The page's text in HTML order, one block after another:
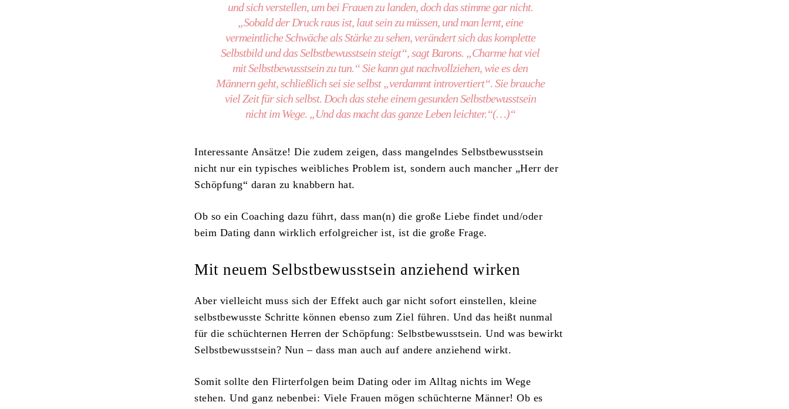
und sich verstellen, um bei Frauen zu landen, doch das stimme gar nicht.
„Sobald der Druck raus ist, laut sein zu müssen, und man lernt, eine
vermeintliche Schwäche als Stärke zu sehen, verändert sich das komplette
Selbstbild und das Selbstbewusstsein steigt“, sagt Barons. „Charme hat viel
mit Selbstbewusstsein zu tun.“ Sie kann gut nachvollziehen, wie es den
Männern geht, schließlich sei sie selbst „verdammt introvertiert“. Sie brauche
viel Zeit für sich selbst. Doch das stehe einem gesunden Selbstbewusstsein
nicht im Wege. „Und das macht das ganze Leben leichter.“(…)“
Interessante Ansätze! Die zudem zeigen, dass mangelndes Selbstbewusstsein
nicht nur ein typisches weibliches Problem ist, sondern auch mancher „Herr der
Schöpfung“ daran zu knabbern hat.
Ob so ein Coaching dazu führt, dass man(n) die große Liebe findet und/oder
beim Dating dann wirklich erfolgreicher ist, ist die große Frage.
Mit neuem Selbstbewusstsein anziehend wirken
Aber vielleicht muss sich der Effekt auch gar nicht sofort einstellen, kleine
selbstbewusste Schritte können ebenso zum Ziel führen. Und das heißt nunmal
für die schüchternen Herren der Schöpfung: Selbstbewusstsein. Und was bewirkt
Selbstbewusstsein? Nun – dass man auch auf andere anziehend wirkt.
Somit sollte den Flirterfolgen beim Dating oder im Alltag nichts im Wege
stehen. Und ganz nebenbei: Viele Frauen mögen schüchterne Männer! Ob es